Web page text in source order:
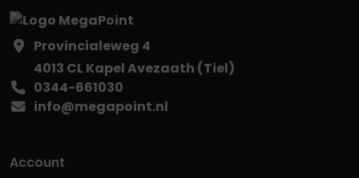
Provincialeweg 4
4013 CL Kapel Avezaath (Tiel)
0344-661030
info@megapoint.nl
Account